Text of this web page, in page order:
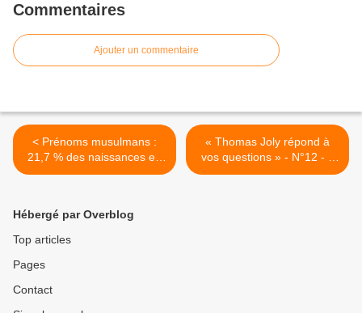
Commentaires
Ajouter un commentaire
< Prénoms musulmans :
21,7 % des naissances en
France, 55 % dans le 93
« Thomas Joly répond à
vos questions » - N°12 - 3
août 2021 >
Hébergé par Overblog
Top articles
Pages
Contact